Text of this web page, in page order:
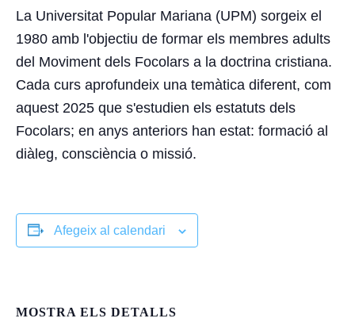
La Universitat Popular Mariana (UPM) sorgeix el
1980 amb l'objectiu de formar els membres adults
del Moviment dels Focolars a la doctrina cristiana.
Cada curs aprofundeix una temàtica diferent, com
aquest 2025 que s'estudien els estatuts dels
Focolars; en anys anteriors han estat: formació al
diàleg, consciència o missió.
Afegeix al calendari
MOSTRA ELS DETALLS